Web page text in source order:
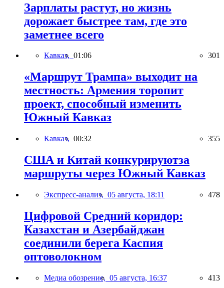
Зарплаты растут, но жизнь
дорожает быстрее там, где это
заметнее всего
Кавказ, 01:06 301
«Маршрут Трампа» выходит на
местность: Армения торопит
проект, способный изменить
Южный Кавказ
Кавказ, 00:32 355
США и Китай конкурируютза
маршруты через Южный Кавказ
Экспресс-анализ, 05 августа, 18:11 478
Цифровой Средний коридор:
Казахстан и Азербайджан
соединили берега Каспия
оптоволокном
Медиа обозрение, 05 августа, 16:37 413